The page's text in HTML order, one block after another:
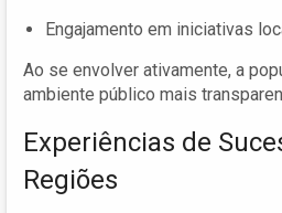
Engajamento em iniciativas
Ao se envolver ativamente, a
ambiente público mais
Experiências de
Regiões